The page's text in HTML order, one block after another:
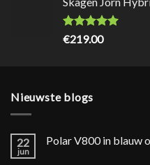
Waardering
€219.00
Nieuwste blogs
22
jun
Polar V800 in blauw